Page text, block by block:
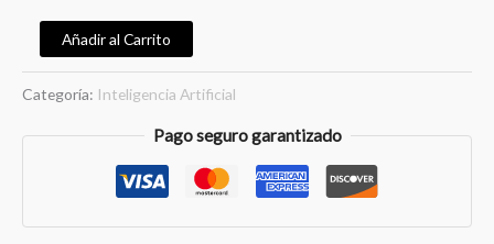
Añadir al Carrito
Categoría: Inteligencia Artificial
Pago seguro garantizado